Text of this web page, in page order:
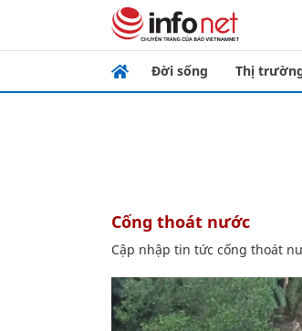
Đời sống Thị
cống thoát nước
Cập nhập tin tức cống thoát